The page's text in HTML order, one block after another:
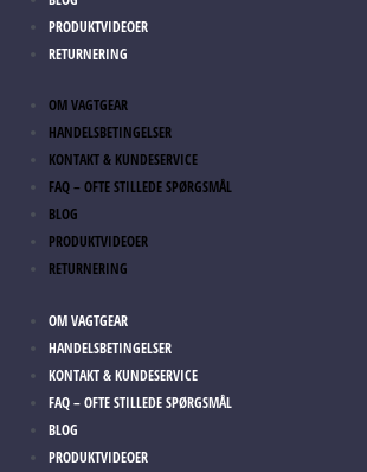
PRODUKTVIDEOER
RETURNERING
OM VAGTGEAR
HANDELSBETINGELSER
KONTAKT & KUNDESERVICE
FAQ – OFTE STILLEDE SPØRGSMÅL
BLOG
PRODUKTVIDEOER
RETURNERING
OM VAGTGEAR
HANDELSBETINGELSER
KONTAKT & KUNDESERVICE
FAQ – OFTE STILLEDE SPØRGSMÅL
BLOG
PRODUKTVIDEOER